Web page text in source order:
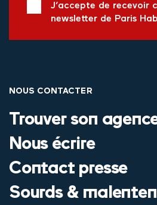
J’accepte de recevoir
newsletter de Paris
NOUS CONTACTER
Trouver son
Nous écrire
Contact presse
Sourds &